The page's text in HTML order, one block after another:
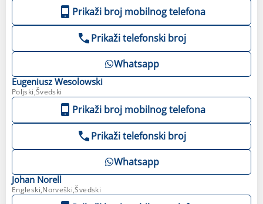
Prikaži broj mobilnog telefona
Prikaži telefonski broj
Whatsapp
Eugeniusz Wesolowski
Poljski,Švedski
Prikaži broj mobilnog telefona
Prikaži telefonski broj
Whatsapp
Johan Norell
Engleski,Norveški,Švedski